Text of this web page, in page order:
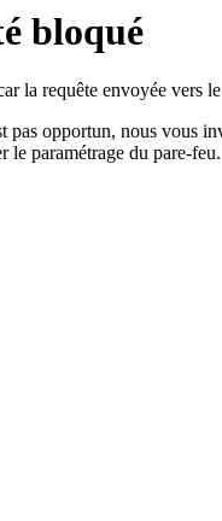
bloqué
la requête envoyée vers
pas opportun, nous vous
le paramétrage du pare-feu.